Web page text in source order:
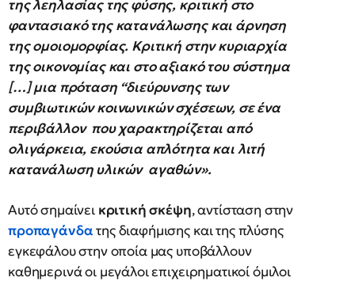
της λεηλασίας της φύσης, κριτική στο
φαντασιακό της κατανάλωσης και άρνηση
της ομοιομορφίας. Κριτική στην κυριαρχία
της οικονομίας και στο αξιακό του σύστημα
[…] μια πρόταση “διεύρυνσης των
συμβιωτικών κοινωνικών σχέσεων, σε ένα
περιβάλλον που χαρακτηρίζεται από
ολιγάρκεια, εκούσια απλότητα και λιτή
κατανάλωση υλικών αγαθών».
Αυτό σημαίνει κριτική σκέψη, αντίσταση στην
προπαγάνδατης διαφήμισης και της πλύσης
εγκεφάλου στην οποία μας υποβάλλουν
καθημερινά οι μεγάλοι επιχειρηματικοί όμιλοι